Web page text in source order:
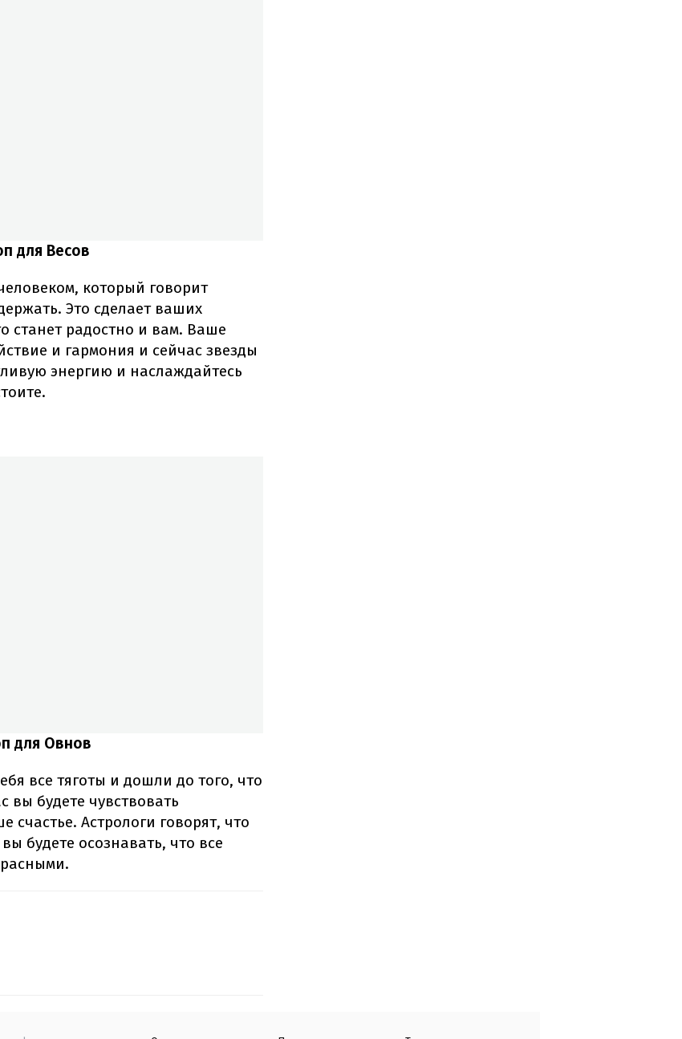
для Весов
который говорит
Это сделает ваших
станет радостно и вам. Ваше
и гармония и сейчас звезды
энергию и наслаждайтесь
для Овнов
все тяготы и дошли до того, что
вы будете чувствовать
счастье. Астрологи говорят, что
будете осознавать, что все